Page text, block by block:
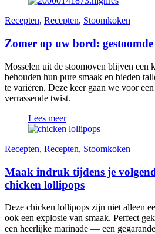
Recepten, Recepten, Stoomkoken
Zomer op uw bord: gestoomde
Mosselen uit de stoomoven blijven een
behouden hun pure smaak en bieden
te variëren. Deze keer gaan we voor
verrassende twist.
Lees meer
Recepten, Recepten, Stoomkoken
Maak indruk tijdens je
chicken lollipops
Deze chicken lollipops zijn niet alleen
ook een explosie van smaak. Perfect
een heerlijke marinade — een